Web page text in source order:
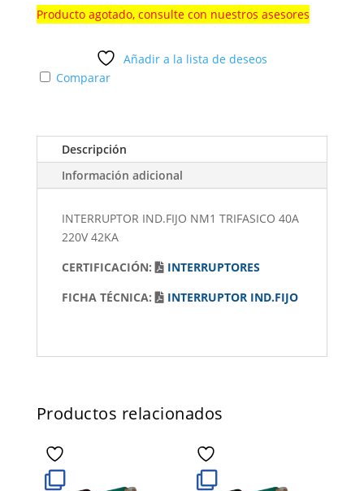
Producto agotado, consulte con nuestros asesores
Añadir a la lista de deseos
Comparar
Descripción
Información adicional
INTERRUPTOR IND.FIJO NM1 TRIFASICO 40A
220V 42KA
CERTIFICACIÓN:
INTERRUPTORES
FICHA TÉCNICA:
INTERRUPTOR IND.FIJO
Productos relacionados